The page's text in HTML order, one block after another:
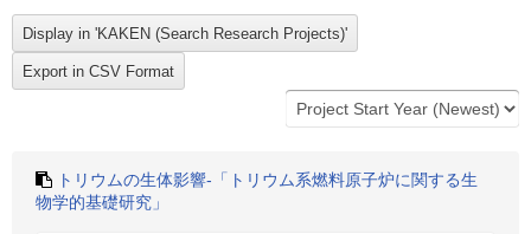
トリウムの生体影響-「トリウム系燃料原子炉に関する生
物学的基礎研究」